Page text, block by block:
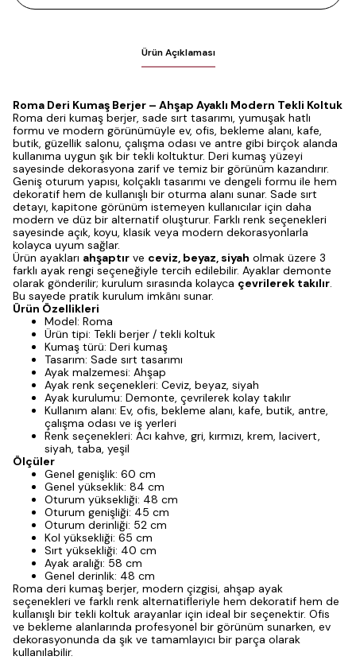
Ürün Açıklaması
Roma Deri Kumaş Berjer – Ahşap Ayaklı Modern Tekli Koltuk
Roma deri kumaş berjer, sade sırt tasarımı, yumuşak hatlı
formu ve modern görünümüyle ev, ofis, bekleme alanı, kafe,
butik, güzellik salonu, çalışma odası ve antre gibi birçok alanda
kullanıma uygun şık bir tekli koltuktur. Deri kumaş yüzeyi
sayesinde dekorasyona zarif ve temiz bir görünüm kazandırır.
Geniş oturum yapısı, kolçaklı tasarımı ve dengeli formu ile hem
dekoratif hem de kullanışlı bir oturma alanı sunar. Sade sırt
detayı, kapitone görünüm istemeyen kullanıcılar için daha
modern ve düz bir alternatif oluşturur. Farklı renk seçenekleri
sayesinde açık, koyu, klasik veya modern dekorasyonlarla
kolayca uyum sağlar.
Ürün ayakları ahşaptır ve ceviz, beyaz, siyah olmak üzere 3
farklı ayak rengi seçeneğiyle tercih edilebilir. Ayaklar demonte
olarak gönderilir; kurulum sırasında kolayca çevrilerek takılır.
Bu sayede pratik kurulum imkânı sunar.
Ürün Özellikleri
Model: Roma
Ürün tipi: Tekli berjer / tekli koltuk
Kumaş türü: Deri kumaş
Tasarım: Sade sırt tasarımı
Ayak malzemesi: Ahşap
Ayak renk seçenekleri: Ceviz, beyaz, siyah
Ayak kurulumu: Demonte, çevrilerek kolay takılır
Kullanım alanı: Ev, ofis, bekleme alanı, kafe, butik, antre,
çalışma odası ve iş yerleri
Renk seçenekleri: Acı kahve, gri, kırmızı, krem, lacivert,
siyah, taba, yeşil
Ölçüler
Genel genişlik: 60 cm
Genel yükseklik: 84 cm
Oturum yüksekliği: 48 cm
Oturum genişliği: 45 cm
Oturum derinliği: 52 cm
Kol yüksekliği: 65 cm
Sırt yüksekliği: 40 cm
Ayak aralığı: 58 cm
Genel derinlik: 48 cm
Roma deri kumaş berjer, modern çizgisi, ahşap ayak
seçenekleri ve farklı renk alternatifleriyle hem dekoratif hem de
kullanışlı bir tekli koltuk arayanlar için ideal bir seçenektir. Ofis
ve bekleme alanlarında profesyonel bir görünüm sunarken, ev
dekorasyonunda da şık ve tamamlayıcı bir parça olarak
kullanılabilir.